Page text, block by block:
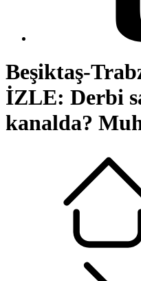
Beşiktaş-
İZLE: Derbi
kanalda?